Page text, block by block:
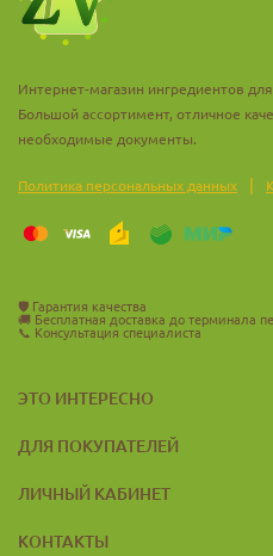
Интернет-магазин ингредиентов
Большой ассортимент, отличное
необходимые документы.
Политика персональных данных |
🛡️ Гарантия качества
🚚 Бесплатная доставка до терминала
📞 Консультация специалиста
ЭТО ИНТЕРЕСНО
ДЛЯ ПОКУПАТЕЛЕЙ
ЛИЧНЫЙ КАБИНЕТ
КОНТАКТЫ